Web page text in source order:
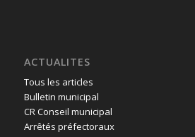
ACTUALITES
Tous les articles
Bulletin municipal
CR Conseil municipal
Arrêtés préfectoraux